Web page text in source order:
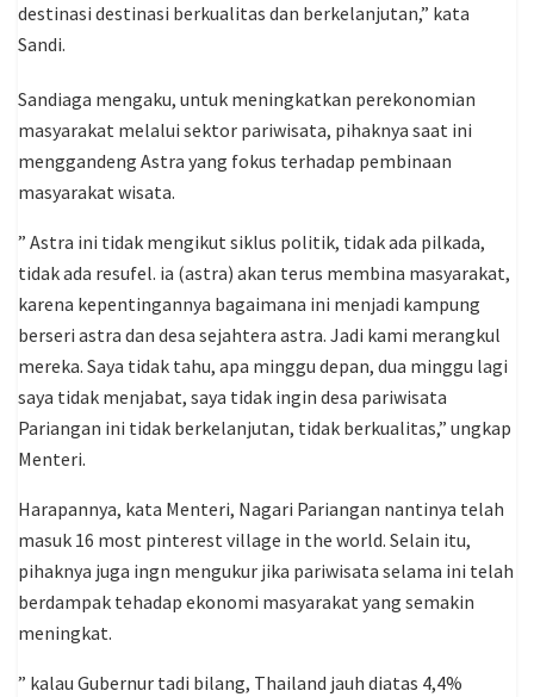
destinasi destinasi berkualitas dan berkelanjutan,” kata
Sandi.
Sandiaga mengaku, untuk meningkatkan perekonomian
masyarakat melalui sektor pariwisata, pihaknya saat ini
menggandeng Astra yang fokus terhadap pembinaan
masyarakat wisata.
” Astra ini tidak mengikut siklus politik, tidak ada pilkada,
tidak ada resufel. ia (astra) akan terus membina masyarakat,
karena kepentingannya bagaimana ini menjadi kampung
berseri astra dan desa sejahtera astra. Jadi kami merangkul
mereka. Saya tidak tahu, apa minggu depan, dua minggu lagi
saya tidak menjabat, saya tidak ingin desa pariwisata
Pariangan ini tidak berkelanjutan, tidak berkualitas,” ungkap
Menteri.
Harapannya, kata Menteri, Nagari Pariangan nantinya telah
masuk 16 most pinterest village in the world. Selain itu,
pihaknya juga ingn mengukur jika pariwisata selama ini telah
berdampak tehadap ekonomi masyarakat yang semakin
meningkat.
” kalau Gubernur tadi bilang, Thailand jauh diatas 4,4%